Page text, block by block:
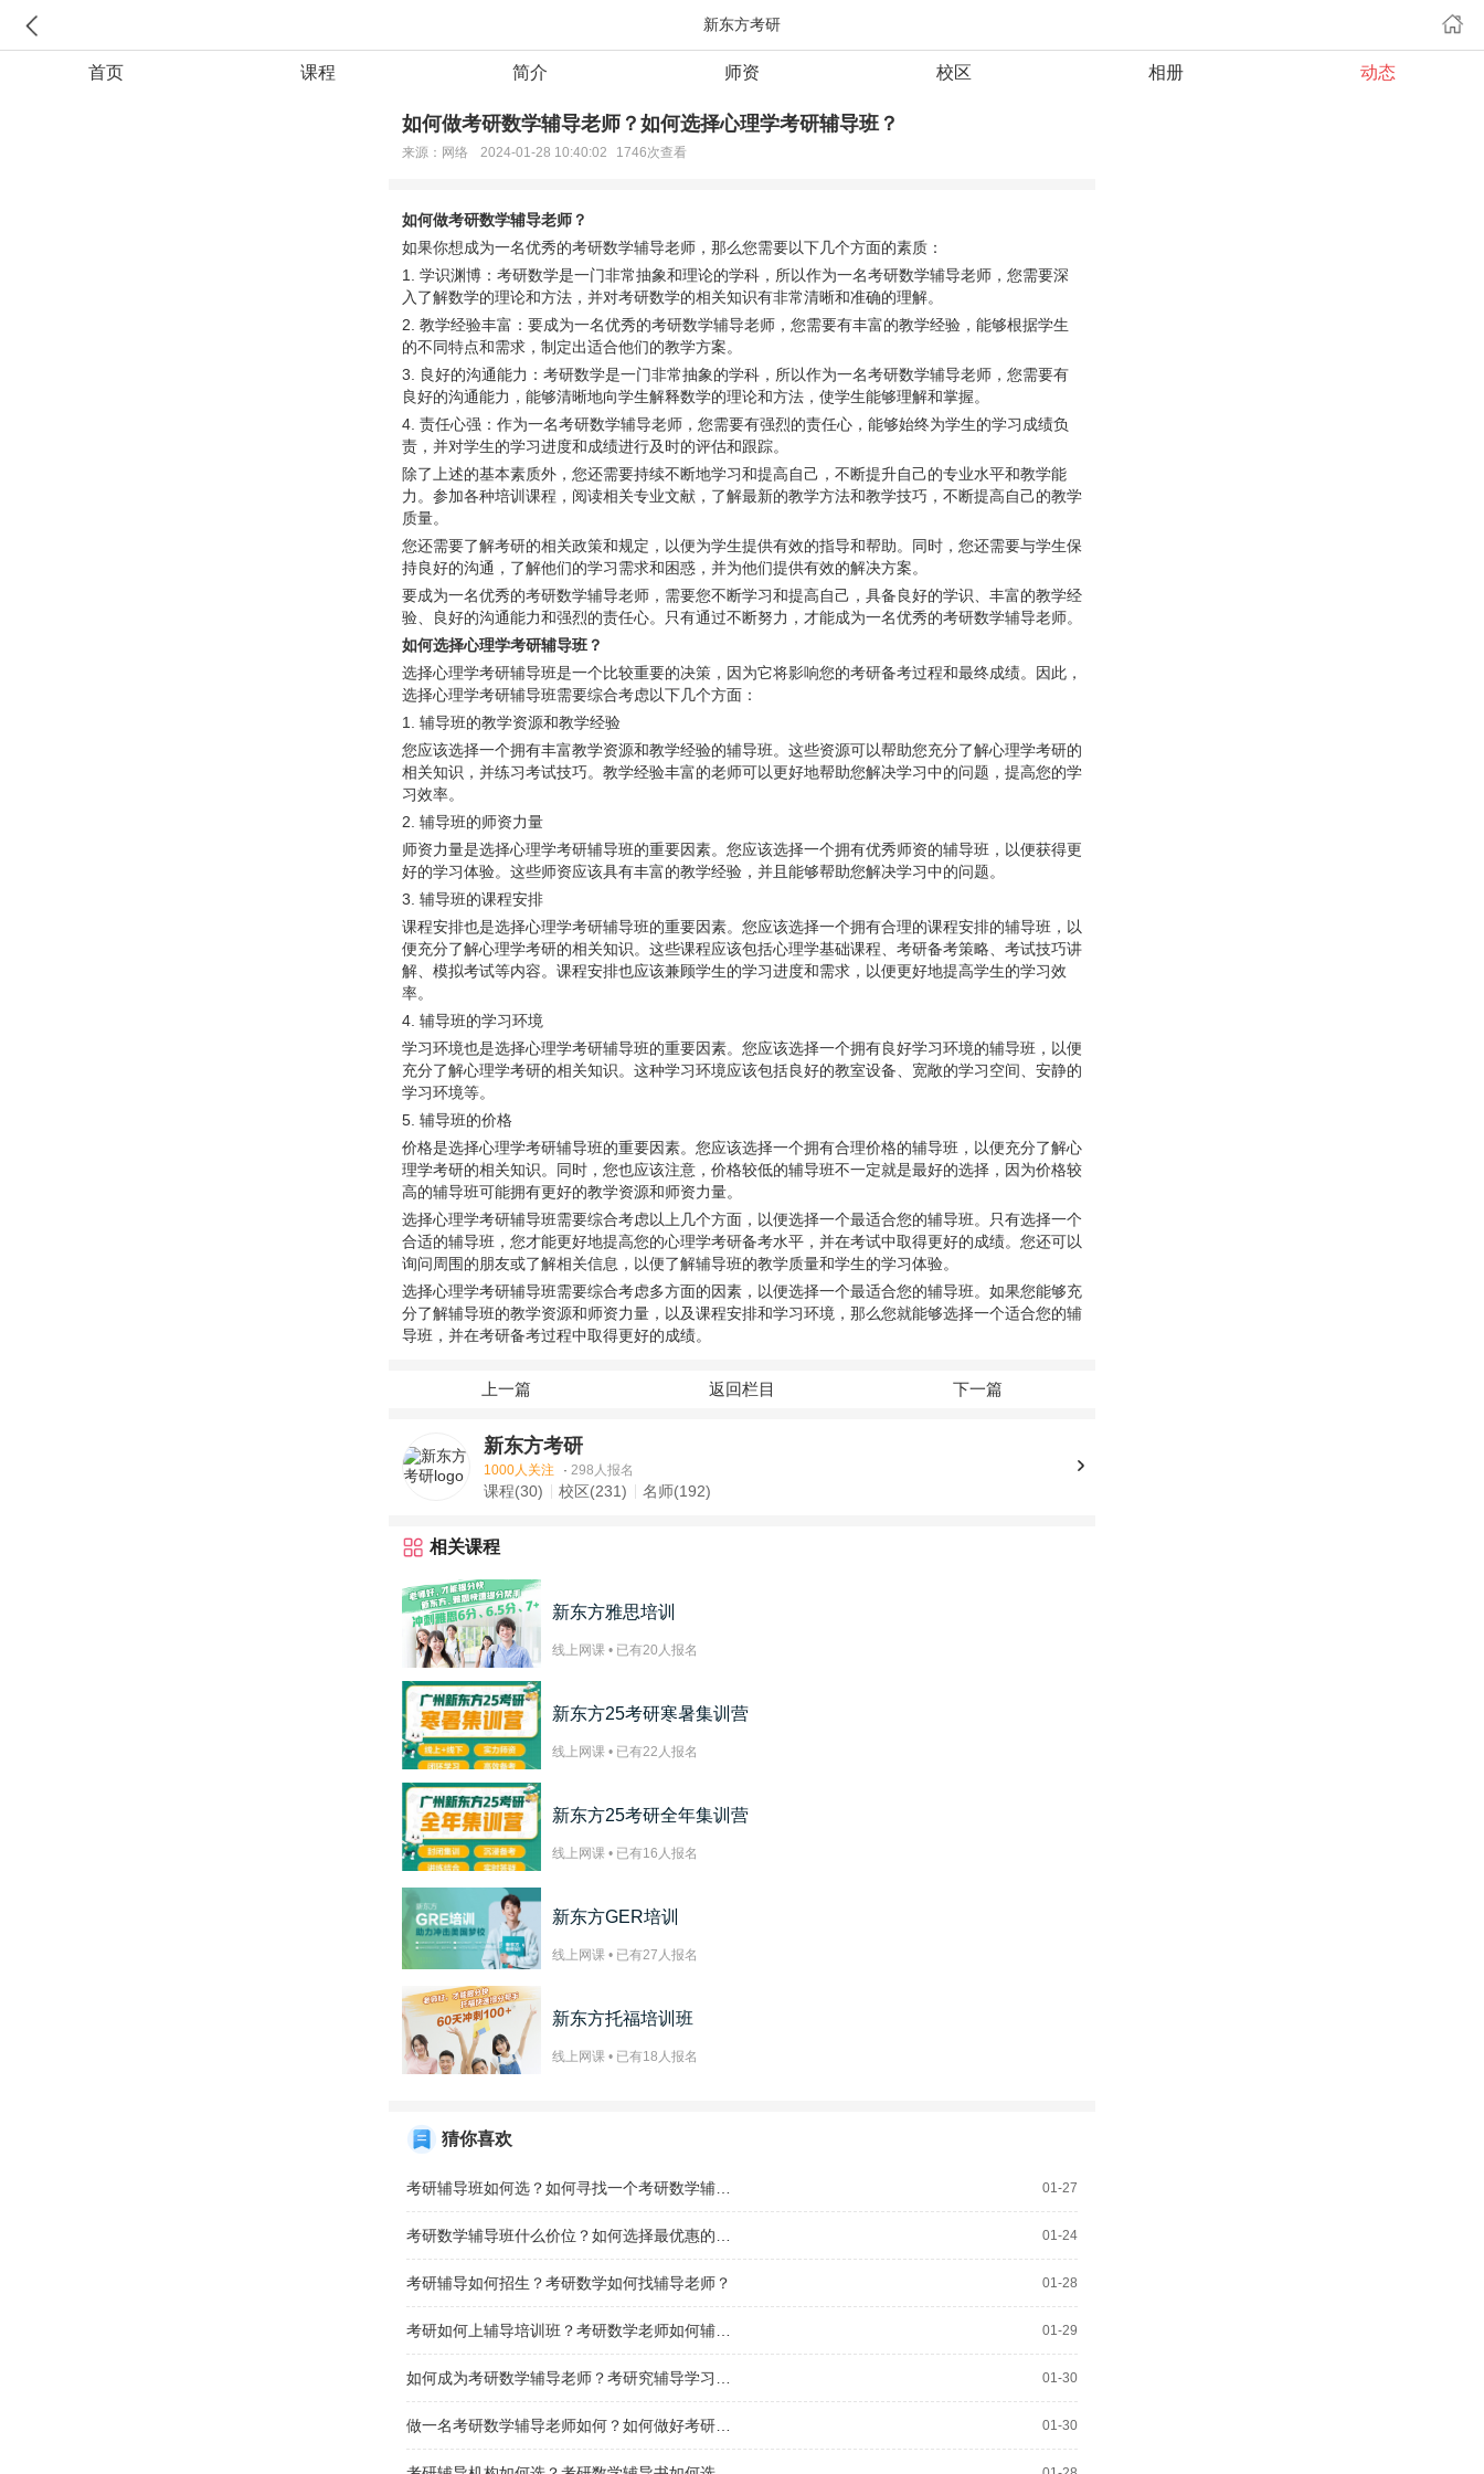
新东方考研
首页 课程 简介 师资 校区 相册 动态
如何做考研数学辅导老师？如何选择心理学考研辅导班？
来源：网络 2024-01-28 10:40:02 1746次查看
如何做考研数学辅导老师？
如果你想成为一名优秀的考研数学辅导老师，那么您需要以下几个方面的素质：
1. 学识渊博：考研数学是一门非常抽象和理论的学科，所以作为一名考研数学辅导老师，您需要深
入了解数学的理论和方法，并对考研数学的相关知识有非常清晰和准确的理解。
2. 教学经验丰富：要成为一名优秀的考研数学辅导老师，您需要有丰富的教学经验，能够根据学生
的不同特点和需求，制定出适合他们的教学方案。
3. 良好的沟通能力：考研数学是一门非常抽象的学科，所以作为一名考研数学辅导老师，您需要有
良好的沟通能力，能够清晰地向学生解释数学的理论和方法，使学生能够理解和掌握。
4. 责任心强：作为一名考研数学辅导老师，您需要有强烈的责任心，能够始终为学生的学习成绩负
责，并对学生的学习进度和成绩进行及时的评估和跟踪。
除了上述的基本素质外，您还需要持续不断地学习和提高自己，不断提升自己的专业水平和教学能
力。参加各种培训课程，阅读相关专业文献，了解最新的教学方法和教学技巧，不断提高自己的教学
质量。
您还需要了解考研的相关政策和规定，以便为学生提供有效的指导和帮助。同时，您还需要与学生保
持良好的沟通，了解他们的学习需求和困惑，并为他们提供有效的解决方案。
要成为一名优秀的考研数学辅导老师，需要您不断学习和提高自己，具备良好的学识、丰富的教学经
验、良好的沟通能力和强烈的责任心。只有通过不断努力，才能成为一名优秀的考研数学辅导老师。
如何选择心理学考研辅导班？
选择心理学考研辅导班是一个比较重要的决策，因为它将影响您的考研备考过程和最终成绩。因此，
选择心理学考研辅导班需要综合考虑以下几个方面：
1. 辅导班的教学资源和教学经验
您应该选择一个拥有丰富教学资源和教学经验的辅导班。这些资源可以帮助您充分了解心理学考研的
相关知识，并练习考试技巧。教学经验丰富的老师可以更好地帮助您解决学习中的问题，提高您的学
习效率。
2. 辅导班的师资力量
师资力量是选择心理学考研辅导班的重要因素。您应该选择一个拥有优秀师资的辅导班，以便获得更
好的学习体验。这些师资应该具有丰富的教学经验，并且能够帮助您解决学习中的问题。
3. 辅导班的课程安排
课程安排也是选择心理学考研辅导班的重要因素。您应该选择一个拥有合理的课程安排的辅导班，以
便充分了解心理学考研的相关知识。这些课程应该包括心理学基础课程、考研备考策略、考试技巧讲
解、模拟考试等内容。课程安排也应该兼顾学生的学习进度和需求，以便更好地提高学生的学习效
率。
4. 辅导班的学习环境
学习环境也是选择心理学考研辅导班的重要因素。您应该选择一个拥有良好学习环境的辅导班，以便
充分了解心理学考研的相关知识。这种学习环境应该包括良好的教室设备、宽敞的学习空间、安静的
学习环境等。
5. 辅导班的价格
价格是选择心理学考研辅导班的重要因素。您应该选择一个拥有合理价格的辅导班，以便充分了解心
理学考研的相关知识。同时，您也应该注意，价格较低的辅导班不一定就是最好的选择，因为价格较
高的辅导班可能拥有更好的教学资源和师资力量。
选择心理学考研辅导班需要综合考虑以上几个方面，以便选择一个最适合您的辅导班。只有选择一个
合适的辅导班，您才能更好地提高您的心理学考研备考水平，并在考试中取得更好的成绩。您还可以
询问周围的朋友或了解相关信息，以便了解辅导班的教学质量和学生的学习体验。
选择心理学考研辅导班需要综合考虑多方面的因素，以便选择一个最适合您的辅导班。如果您能够充
分了解辅导班的教学资源和师资力量，以及课程安排和学习环境，那么您就能够选择一个适合您的辅
导班，并在考研备考过程中取得更好的成绩。
上一篇 返回栏目 下一篇
新东方考研
1000人关注 · 298人报名
课程(30) 校区(231) 名师(192)
相关课程
新东方雅思培训
线上网课 • 已有20 人报名
新东方25考研寒暑集训营
线上网课 • 已有22 人报名
新东方25考研全年集训营
线上网课 • 已有16 人报名
新东方GER培训
线上网课 • 已有27 人报名
新东方托福培训班
线上网课 • 已有18 人报名
猜你喜欢
01-27
01-24
考研辅导如何招生？考研数学如何找辅导老师？ 01-28
01-29
01-30
01-30